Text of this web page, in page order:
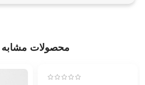
محصولات مشابه